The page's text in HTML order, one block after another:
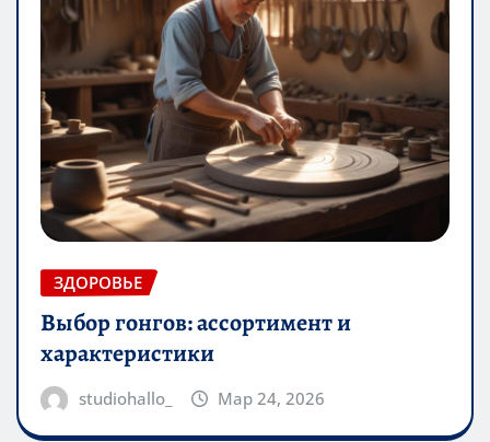
ЗДОРОВЬЕ
Выбор гонгов: ассортимент и
характеристики
studiohallo_ Мар 24, 2026